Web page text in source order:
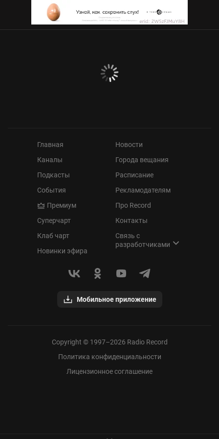
Главная
Каналы
Подкасты
События
Премиум
Суперчарт
Клаб чарт
Новинки эфира
Новости
Города вещания
Расписание
Рекламодателям
Про Record
Контакты
Связь с
разработчиками
Мобильное приложение
Copyright © 1997–2026 Radio Record
Политика конфиденциальности
Лицензионное соглашение